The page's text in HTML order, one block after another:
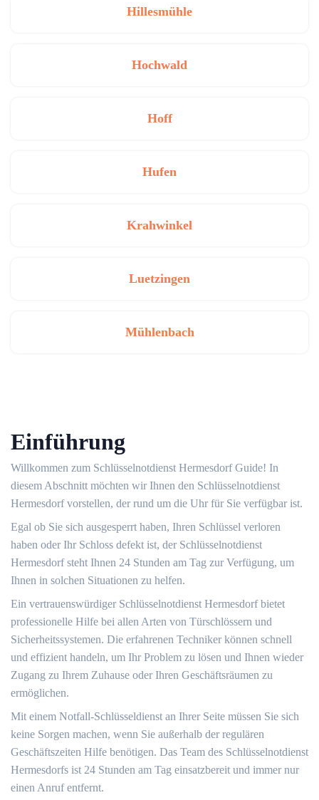
Hillesmühle
Hochwald
Hoff
Hufen
Krahwinkel
Luetzingen
Mühlenbach
Einführung
Willkommen zum Schlüsselnotdienst Hermesdorf Guide!​ In
diesem Abschnitt möchten wir Ihnen den Schlüsselnotdienst
Hermesdorf vorstellen, der rund um die Uhr für Sie verfügbar ist.​
Egal ob Sie sich ausgesperrt haben, Ihren Schlüssel verloren
haben oder Ihr Schloss defekt ist, der Schlüsselnotdienst
Hermesdorf steht Ihnen 24 Stunden am Tag zur Verfügung, um
Ihnen in solchen Situationen zu helfen.​
Ein vertrauenswürdiger Schlüsselnotdienst Hermesdorf bietet
professionelle Hilfe bei allen Arten von Türschlössern und
Sicherheitssystemen.​ Die erfahrenen Techniker können schnell
und effizient handeln, um Ihr Problem zu lösen und Ihnen wieder
Zugang zu Ihrem Zuhause oder Ihren Geschäftsräumen zu
ermöglichen.
Mit einem Notfall-Schlüsseldienst an Ihrer Seite müssen Sie sich
keine Sorgen machen, wenn Sie außerhalb der regulären
Geschäftszeiten Hilfe benötigen.​ Das Team des Schlüsselnotdienst
Hermesdorfs ist 24 Stunden am Tag einsatzbereit und immer nur
einen Anruf entfernt.​